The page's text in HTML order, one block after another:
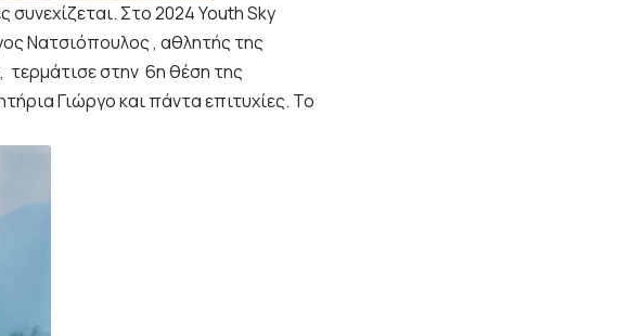
Στο 2024 Youth Sky
Νατσιόπουλος , αθλητής της
στην 6η θέση της
Γιώργο και πάντα επιτυχίες. Το